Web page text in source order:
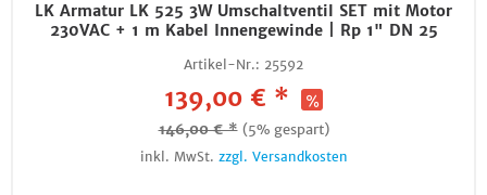
LK Armatur LK 525 3W Umschaltventil SET mit Motor
230VAC + 1 m Kabel Innengewinde | Rp 1" DN 25
Artikel-Nr.: 25592
139,00 € *
146,00 € * (5% gespart)
inkl. MwSt. zzgl. Versandkosten